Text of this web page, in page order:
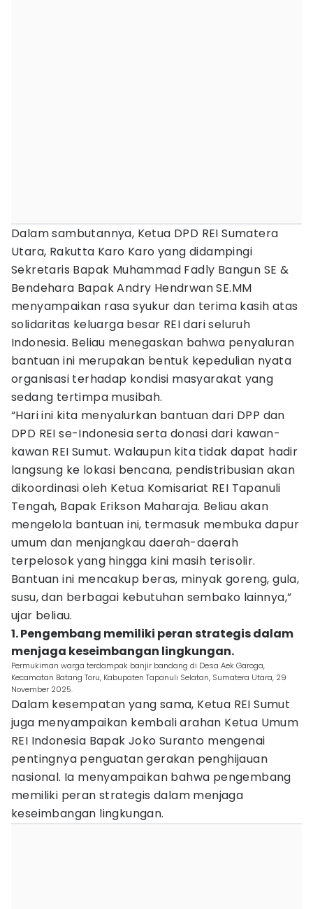
Dalam sambutannya, Ketua DPD REI Sumatera
Utara, Rakutta Karo Karo yang didampingi
Sekretaris Bapak Muhammad Fadly Bangun SE &
Bendehara Bapak Andry Hendrwan SE.MM
menyampaikan rasa syukur dan terima kasih atas
solidaritas keluarga besar REI dari seluruh
Indonesia. Beliau menegaskan bahwa penyaluran
bantuan ini merupakan bentuk kepedulian nyata
organisasi terhadap kondisi masyarakat yang
sedang tertimpa musibah.
“Hari ini kita menyalurkan bantuan dari DPP dan
DPD REI se-Indonesia serta donasi dari kawan-
kawan REI Sumut. Walaupun kita tidak dapat hadir
langsung ke lokasi bencana, pendistribusian akan
dikoordinasi oleh Ketua Komisariat REI Tapanuli
Tengah, Bapak Erikson Maharaja. Beliau akan
mengelola bantuan ini, termasuk membuka dapur
umum dan menjangkau daerah-daerah
terpelosok yang hingga kini masih terisolir.
Bantuan ini mencakup beras, minyak goreng, gula,
susu, dan berbagai kebutuhan sembako lainnya,”
ujar beliau.
1. Pengembang memiliki peran strategis dalam
menjaga keseimbangan lingkungan.
Permukiman warga terdampak banjir bandang di Desa Aek Garoga,
Kecamatan Batang Toru, Kabupaten Tapanuli Selatan, Sumatera Utara, 29
November 2025.
Dalam kesempatan yang sama, Ketua REI Sumut
juga menyampaikan kembali arahan Ketua Umum
REI Indonesia Bapak Joko Suranto mengenai
pentingnya penguatan gerakan penghijauan
nasional. Ia menyampaikan bahwa pengembang
memiliki peran strategis dalam menjaga
keseimbangan lingkungan.